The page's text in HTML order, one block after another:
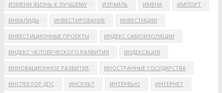
ИЗМЕНИ ЖИЗНЬ К ЛУЧШЕМУ ИЗРАИЛЬ ИМЕНА ИМПОРТ
ИНВАЛИДЫ ИНВЕСТИРОВАНИЕ ИНВЕСТИЦИИ
ИНВЕСТИЦИОННЫЕ ПРОЕКТЫ ИНДЕКС САМОИЗОЛЯЦИИ
ИНДЕКС ЧЕЛОВЕЧЕСКОГО РАЗВИТИЯ ИНДЕКСАЦИЯ
ИННОВАЦИОННОЕ РАЗВИТИЕ ИНОСТРАННЫЕ ГОСУДАРСТВА
ИНСПЕКТОР ДПС ИНСУЛЬТ ИНТЕРВЬЮ ИНТЕРНЕТ